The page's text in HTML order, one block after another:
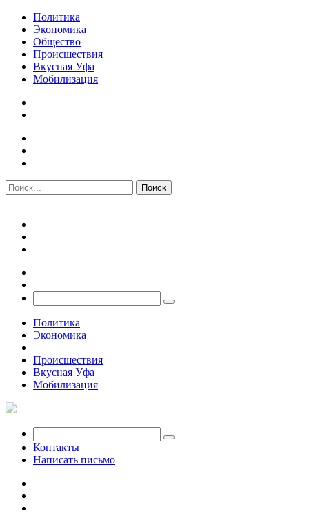
Политика
Экономика
Общество
Происшествия
Вкусная Уфа
Мобилизация
Политика
Экономика
Происшествия
Вкусная Уфа
Мобилизация
Контакты
Написать письмо